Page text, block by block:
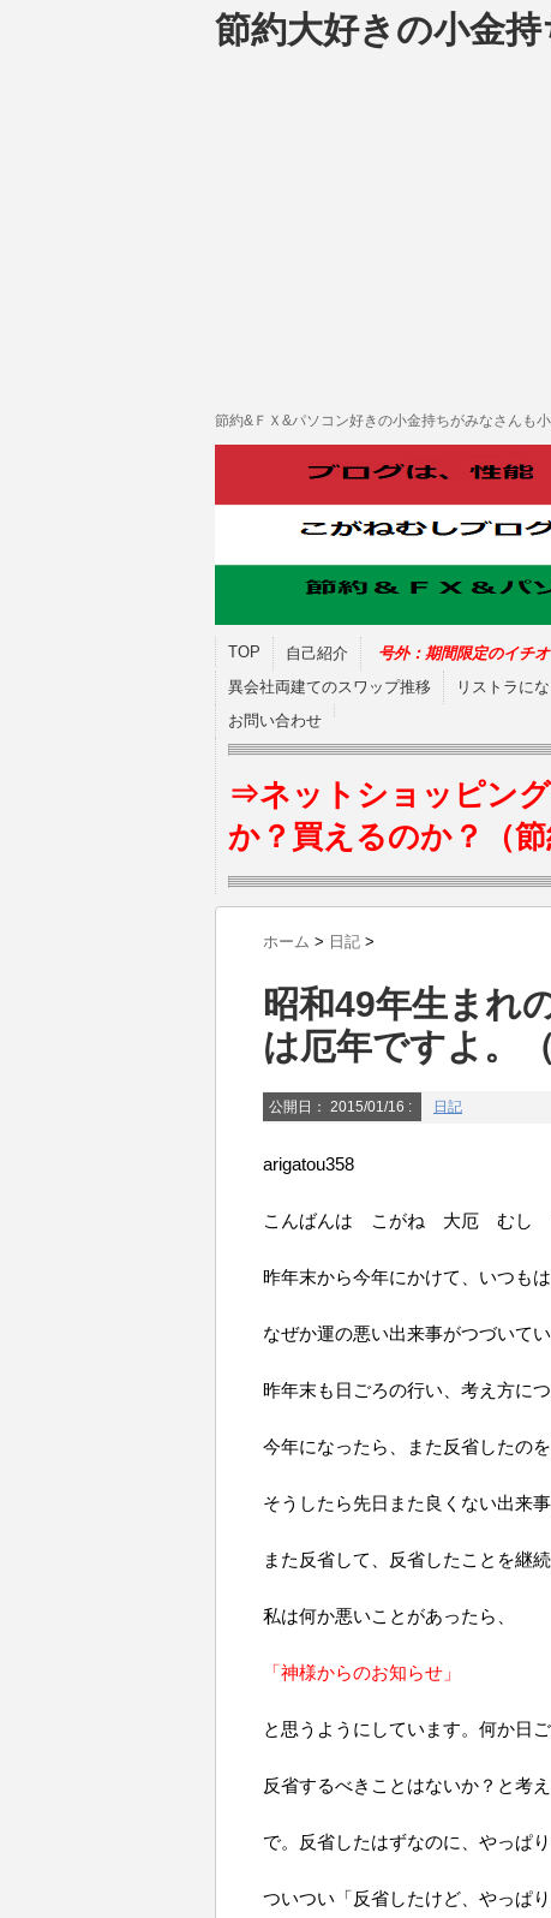
節約大好きの小金
節約&ＦＸ&パソコン好きの小金持ちがみなさんも
TOP 自己紹介 号外：期間限定のイチ
異会社両建てのスワップ推移
リストラに
お問い合わせ
⇒ネットショッピン
か？買えるのか？（
ホーム > 日記 >
昭和49年生まれ
は厄年ですよ。（
公開日： 2015/01/16 : 日記
arigatou358
こんばんは こがね 大厄 むし
昨年末から今年にかけて、いつも
なぜか運の悪い出来事がつづいてい
昨年末も日ごろの行い、考え方に
今年になったら、また反省したの
そうしたら先日また良くない出来事
また反省して、反省したことを継
私は何か悪いことがあったら、
「神様からのお知らせ」
と思うようにしています。何か日
反省するべきことはないか？と考え
で。反省したはずなのに、やっぱり
ついつい「反省したけど、やっぱ